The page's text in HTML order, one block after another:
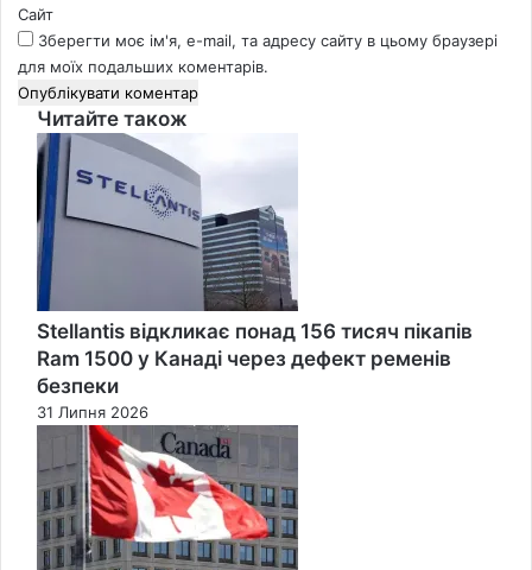
Сайт
Зберегти моє ім'я, e-mail, та адресу сайту в цьому браузері
для моїх подальших коментарів.
Читайте також
Close
Stellantis відкликає понад 156 тисяч пікапів
Ram 1500 у Канаді через дефект ременів
безпеки
31 Липня 2026